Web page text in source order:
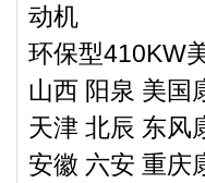
动机
环保型410KW
山西 阳泉 美国
天津 北辰 东风
安徽 六安 重庆